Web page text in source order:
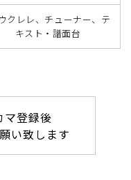
クレレ、チューナー、テ
キスト・譜面台
マ登録後
い致します